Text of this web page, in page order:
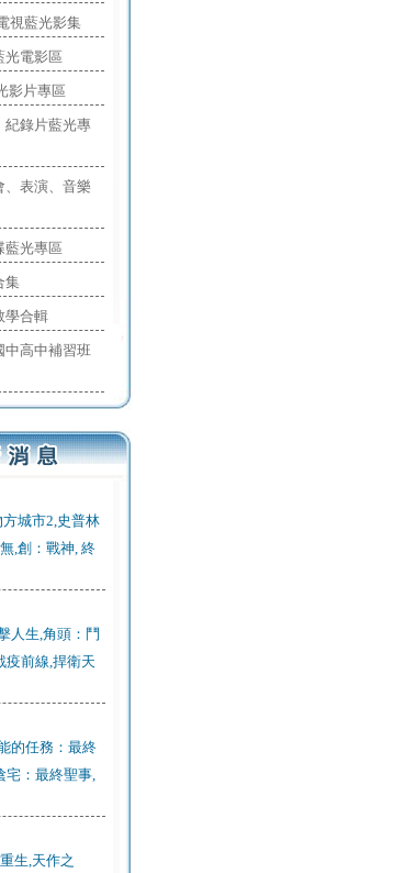
視藍光影集
光電影區
影片專區
紀錄片藍光專
、表演、音樂
藍光專區
集
學合輯
中高中補習班
城市2,史普林
,創：戰神, 終
人生,角頭：鬥
疫前線,捍衛天
的任務：最終
宅：最終聖事,
生,天作之